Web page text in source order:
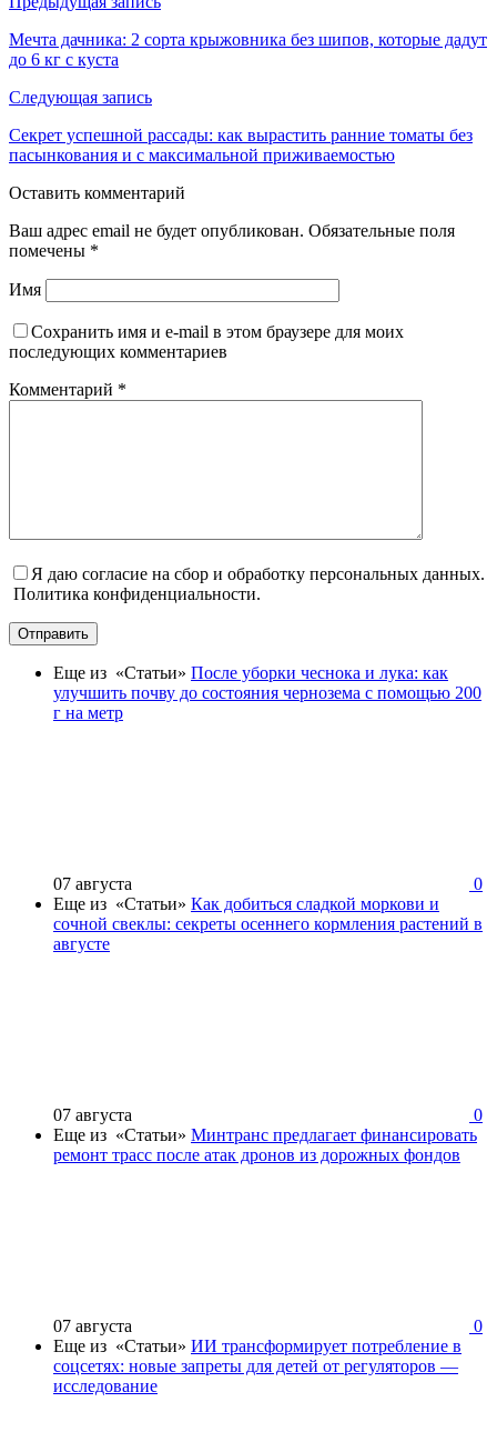
Мечта дачника: 2 сорта крыжовника без шипов, которые дадут
до 6 кг с куста
Следующая запись
Секрет успешной рассады: как вырастить ранние томаты без
пасынкования и с максимальной приживаемостью
Оставить комментарий
Ваш адрес email не будет опубликован. Обязательные поля
помечены *
Имя
Сохранить имя и e-mail в этом браузере для моих
последующих комментариев
Комментарий *
Я даю согласие на сбор и обработку персональных данных.
Политика конфиденциальности.
Отправить
Еще из «Статьи» После уборки чеснока и лука: как
улучшить почву до состояния чернозема с помощью 200
г на метр
07 августа
0
Еще из «Статьи» Как добиться сладкой моркови и
сочной свеклы: секреты осеннего кормления растений в
августе
07 августа
0
Еще из «Статьи» Минтранс предлагает финансировать
ремонт трасс после атак дронов из дорожных фондов
07 августа
0
Еще из «Статьи» ИИ трансформирует потребление в
соцсетях: новые запреты для детей от регуляторов —
исследование